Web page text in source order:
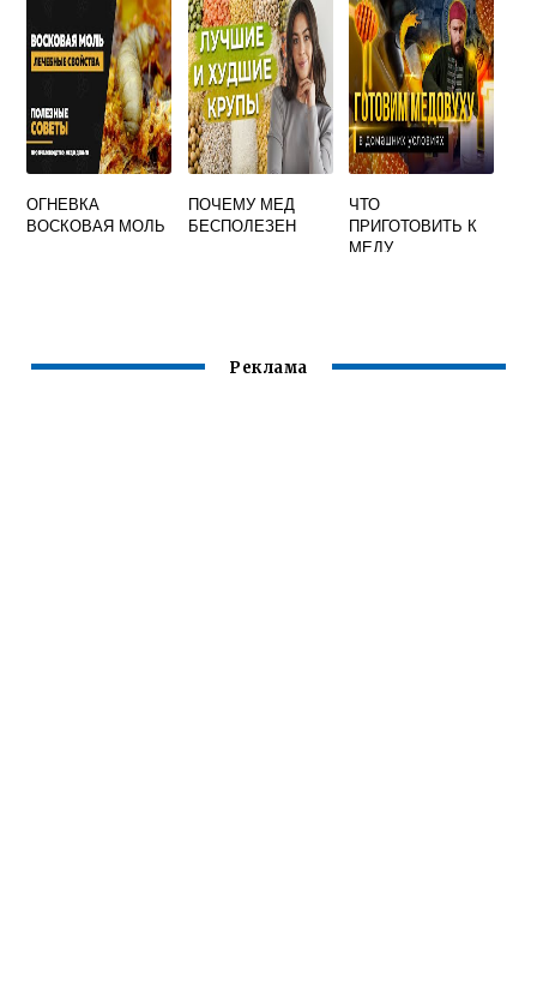
ОГНЕВКА
ВОСКОВАЯ МОЛЬ
ПОЧЕМУ МЕД
БЕСПОЛЕЗЕН
ЧТО
ПРИГОТОВИТЬ К
МЕДУ
Реклама